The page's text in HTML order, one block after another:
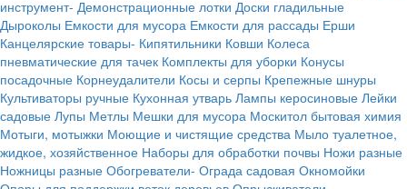
инструмент- Демонстрационные лотки Доски гладильные
Дыроколы Емкости для мусора Емкости для рассады Ерши
Канцелярские товары- Кипятильники Ковши Колеса
пневматические для тачек Комплекты для уборки Конусы
посадочные Корнеудалители Косы и серпы Крепежные шнуры
Культиваторы ручные Кухонная утварь Лампы керосиновые Лейки
садовые Лупы Метлы Мешки для мусора Москитол бытовая химия
Мотыги, мотыжки Моющие и чистящие средства Мыло туалетное,
жидкое, хозяйственное Наборы для обработки почвы Ножи разные
Ножницы разные Обогреватели- Ограда садовая Окномойки